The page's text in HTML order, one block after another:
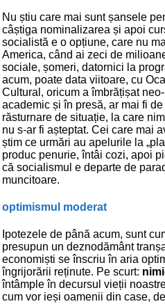
Nu știu care mai sunt șansele
câștiga nominalizarea și apoi
socialistă e o opțiune, care nu
America, când ai zeci de
sociale, șomeri, datornici la
acum, poate data viitoare, cu
Cultural, oricum a îmbrățișat
academic și în presă, ar mai fi
răsturnare de situație, la care
nu s-ar fi așteptat. Cei care mai
știm ce urmări au apelurile la
produc penurie, întâi cozi, apoi
că socialismul e departe de
muncitoare.
optimismul moderat
Ipotezele de până acum, sunt
presupun un deznodământ
economiști se înscriu în aria
îngrijorării reținute. Pe scurt:
întâmple în decursul vieții
cum vor ieși oamenii din case,